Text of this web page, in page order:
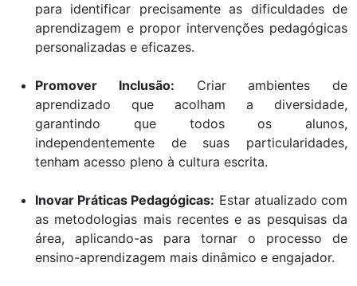
para identificar precisamente as dificuldades de
aprendizagem e propor intervenções pedagógicas
personalizadas e eficazes.
Promover Inclusão: Criar ambientes de
aprendizado que acolham a diversidade,
garantindo que todos os alunos,
independentemente de suas particularidades,
tenham acesso pleno à cultura escrita.
Inovar Práticas Pedagógicas: Estar atualizado com
as metodologias mais recentes e as pesquisas da
área, aplicando-as para tornar o processo de
ensino-aprendizagem mais dinâmico e engajador.